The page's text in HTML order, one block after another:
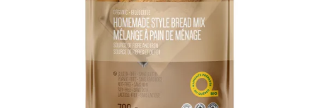
ADD TO CART DETAILS